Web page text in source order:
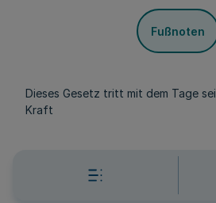
Fußnoten
Dieses Gesetz tritt mit dem Tage
Kraft